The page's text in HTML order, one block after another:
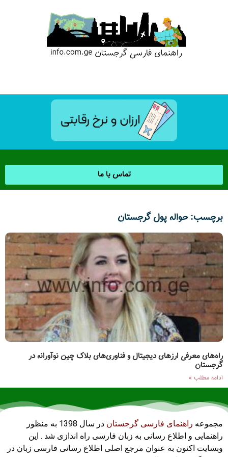
تماس با ما
برچسب: حواله پول گرجستان
راه‌های معرفی ارزهای دیجیتال و فناوری‌های بلاک چین نوآورانه در
گرجستان
ادامه مطلب »
مجموعه راهنمای فارسی گرجستان
در سال 1398 به منظور
راهنمایی و اطلاع رسانی به زبان فارسی راه اندازی شد . این
وبسایت اکنون به عنوان مرجع اصلی اطلاع رسانی فارسی زبان در